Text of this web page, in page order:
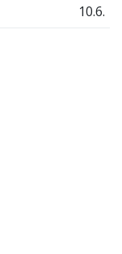
10.6.